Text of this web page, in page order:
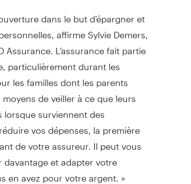
dans le but d'épargner et
affirmeSylvie Demers
Assurance. L'assurance fait partie
particulièrement durant les
les familles dont les parents
de veiller à ce que leurs
surviennent des
vos dépenses, la première
de votre assureur. Il peut vous
et adapter votre
en avez pour votre argent. »